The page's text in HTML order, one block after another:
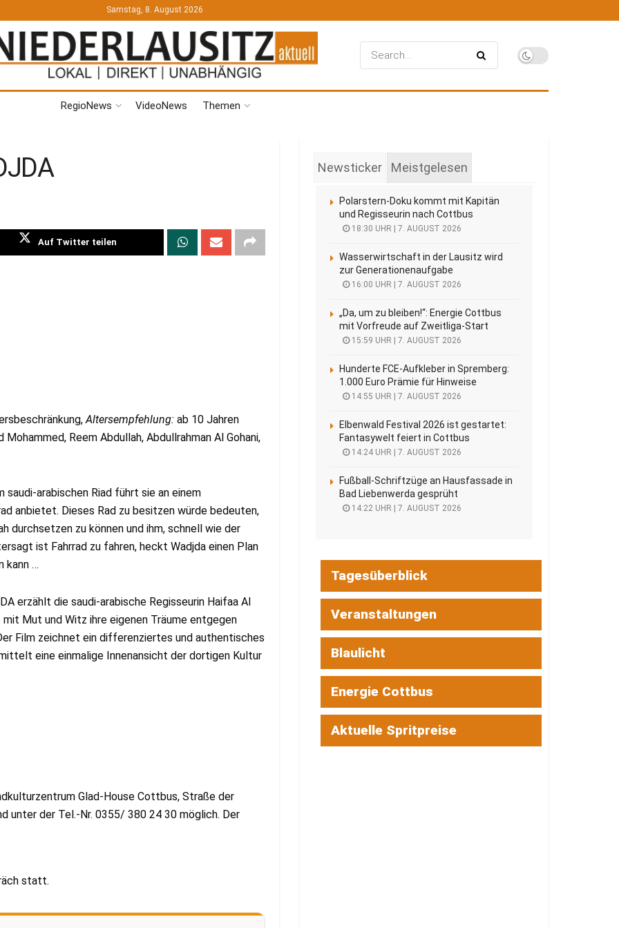
Samstag, 8. August 2026
RegioNews VideoNews Themen
Auf Twitter teilen
Altersempfehlung: ab 10 Jahren
Reem Abdullah, Abdullrahman Al Gohani,
saudi-arabischen Riad führt sie an einem
anbietet. Dieses Rad zu besitzen würde bedeuten,
durchsetzen zu können und ihm, schnell wie der
ist Fahrrad zu fahren, heckt Wadjda einen Plan
kann …
erzählt die saudi-arabische Regisseurin Haifaa Al
Mut und Witz ihre eigenen Träume entgegen
Film zeichnet ein differenziertes und authentisches
eine einmalige Innenansicht der dortigen Kultur
Glad-House Cottbus, Straße der
unter der Tel.-Nr. 0355/ 380 24 30 möglich. Der
statt.
Newsticker Meistgelesen
Polarstern-Doku kommt mit Kapitän
und Regisseurin nach Cottbus
18:30 UHR | 7. AUGUST 2026
Wasserwirtschaft in der Lausitz wird
zur Generationenaufgabe
16:00 UHR | 7. AUGUST 2026
„Da, um zu bleiben!“: Energie Cottbus
mit Vorfreude auf Zweitliga-Start
15:59 UHR | 7. AUGUST 2026
Hunderte FCE-Aufkleber in Spremberg:
1.000 Euro Prämie für Hinweise
14:55 UHR | 7. AUGUST 2026
Elbenwald Festival 2026 ist gestartet:
Fantasywelt feiert in Cottbus
14:24 UHR | 7. AUGUST 2026
Fußball-Schriftzüge an Hausfassade in
Bad Liebenwerda gesprüht
14:22 UHR | 7. AUGUST 2026
Tagesüberblick
Veranstaltungen
Blaulicht
Energie Cottbus
Aktuelle Spritpreise